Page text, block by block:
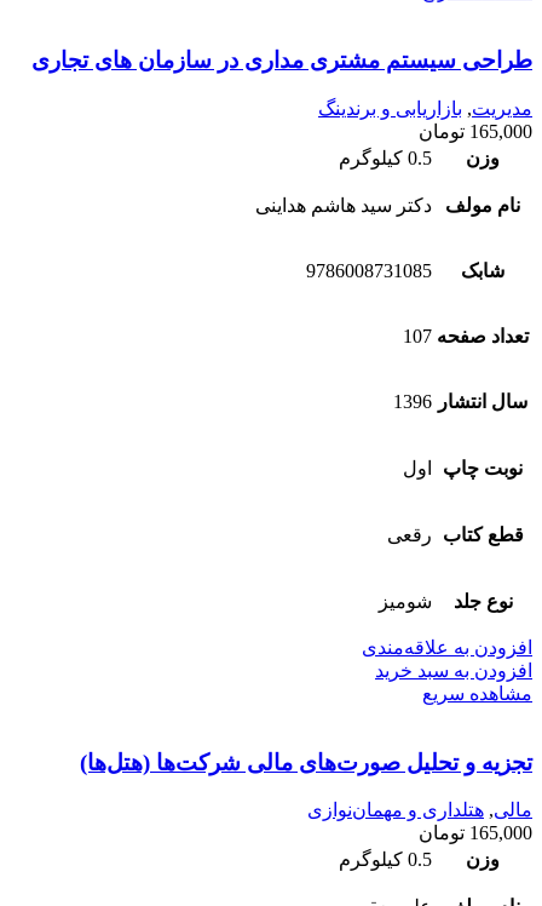
طراحی سیستم مشتری مداری در سازمان های تجاری
مدیریت, بازاریابی و برندینگ
165,000 تومان
وزن
0.5 کیلوگرم
نام مولف دکتر سید هاشم هداینی
شابک 9786008731085
تعداد صفحه 107
سال انتشار 1396
نوبت چاپ اول
قطع کتاب رقعی
نوع جلد شومیز
افزودن به علاقه‌مندی
افزودن به سبد خرید
مشاهده سریع
تجزیه و تحلیل صورت‌های مالی شرکت‌ها (هتل‌ها)
مالی, هتلداری و مهمان‌نوازی
165,000 تومان
وزن
0.5 کیلوگرم